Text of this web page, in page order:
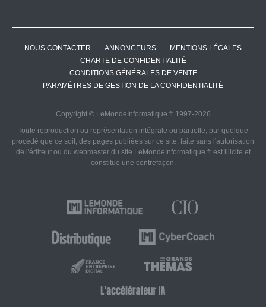
NOUS CONTACTER ANNONCEURS
MENTIONS LÉGALES
CHARTE DE CONFIDENTIALITÉ
CONDITIONS GÉNÉRALES DE VENTE
PARAMÈTRES DE GESTION DE LA CONFIDENTIALITÉ
Copyright © LeMondeInformatique.fr 1997-2026
Toute reproduction ou représentation intégrale ou partielle, par quelque
procédé que ce soit, des pages publiées sur ce site, faite sans l'autorisation
de l'éditeur ou du webmaster du site LeMondeInformatique.fr est illicite et
constitue une contrefaçon.